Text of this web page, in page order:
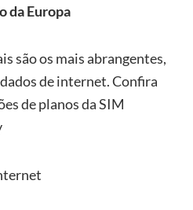
da Europa
são os mais abrangentes,
de internet. Confira
de planos da SIM